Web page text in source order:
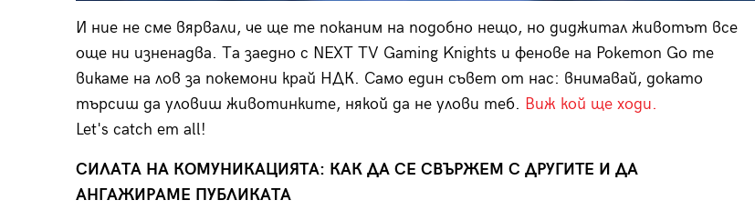
И ние не сме вярвали, че ще те поканим на подобно нещо, но диджитал животът все
още ни изненадва. Та заедно с NEXT TV Gaming Knights и фенове на Pokemon Go те
викаме на лов за покемони край НДК. Само един съвет от нас: внимавай, докато
търсиш да уловиш животинките, някой да не улови теб. Виж кой ще ходи.
Let's catch em all!
СИЛАТА НА КОМУНИКАЦИЯТА: КАК ДА СЕ СВЪРЖЕМ С ДРУГИТЕ И ДА
АНГАЖИРАМЕ ПУБЛИКАТА